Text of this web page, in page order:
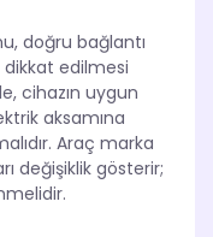
doğru bağlantı
edilmesi
cihazın uygun
aksamına
Araç marka
değişiklik gösterir;